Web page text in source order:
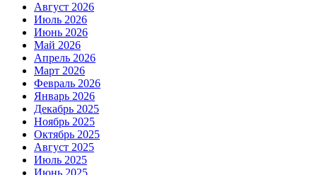
Август 2026
Июль 2026
Июнь 2026
Май 2026
Апрель 2026
Март 2026
Февраль 2026
Январь 2026
Декабрь 2025
Ноябрь 2025
Октябрь 2025
Август 2025
Июль 2025